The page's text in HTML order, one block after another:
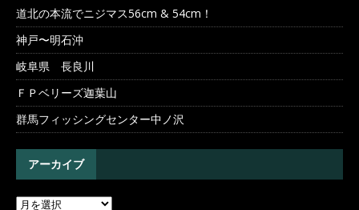
道北の本流でニジマス56cm & 54cm！
神戸〜明石沖
岐阜県 長良川
ＦＰベリーズ迦葉山
群馬フィッシングセンター中ノ沢
アーカイブ